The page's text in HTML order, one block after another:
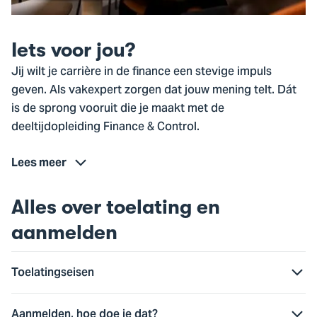
Iets voor jou?
Jij wilt je carrière in de finance een stevige impuls
geven. Als vakexpert zorgen dat jouw mening telt. Dát
is de sprong vooruit die je maakt met de
deeltijdopleiding Finance & Control.
Lees meer
Alles over toelating en
aanmelden
Toelatingseisen